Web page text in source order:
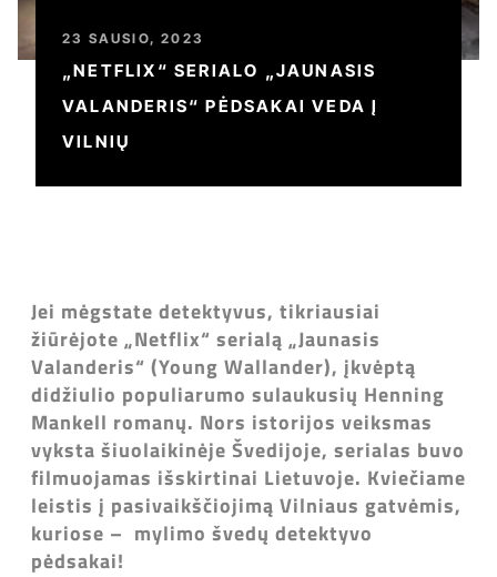
23 SAUSIO, 2023
„NETFLIX“ SERIALO „JAUNASIS
VALANDERIS“ PĖDSAKAI VEDA Į
VILNIŲ
Jei mėgstate detektyvus, tikriausiai
žiūrėjote „Netflix“ serialą „Jaunasis
Valanderis“ (Young Wallander), įkvėptą
didžiulio populiarumo sulaukusių Henning
Mankell romanų. Nors istorijos veiksmas
vyksta šiuolaikinėje Švedijoje, serialas buvo
filmuojamas išskirtinai Lietuvoje. Kviečiame
leistis į pasivaikščiojimą Vilniaus gatvėmis,
kuriose – mylimo švedų detektyvo
pėdsakai!